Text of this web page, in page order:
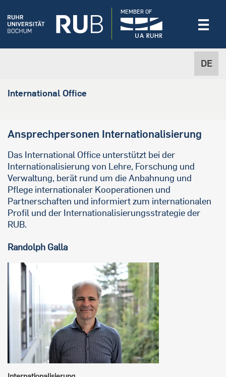
DE
MEMBER OF
International Office
Ansprechpersonen Internationalisierung
Das International Office unterstützt bei der
Internationalisierung von Lehre, Forschung und
Verwaltung, berät rund um die Anbahnung und
Pflege internationaler Kooperationen und
Partnerschaften und informiert zum internationalen
Profil und der Internationalisierungsstrategie der
RUB.
Randolph Galla